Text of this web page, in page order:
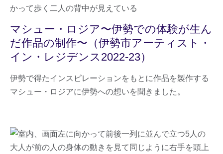
マシュー・ロジア〜伊勢での体験が生ん
だ作品の制作〜（伊勢市アーティスト・
イン・レジデンス2022-23）
伊勢で得たインスピレーションをもとに作品を製作する
マシュー・ロジアに伊勢への想いを聞きました。